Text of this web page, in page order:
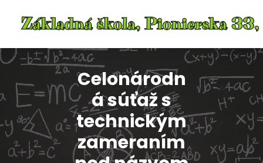
content
Celonárodn
á súťaž s
technickým
zameraním